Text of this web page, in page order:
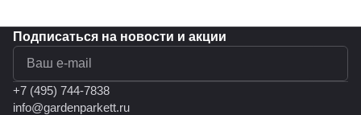
Подписаться на новости и акции
+7 (495) 744-7838
info@gardenparkett.ru